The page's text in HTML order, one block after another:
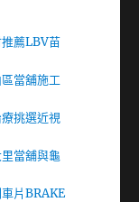
薦LBV苗
當舖施工
挑選近視
當舖與龜
片BRAKE